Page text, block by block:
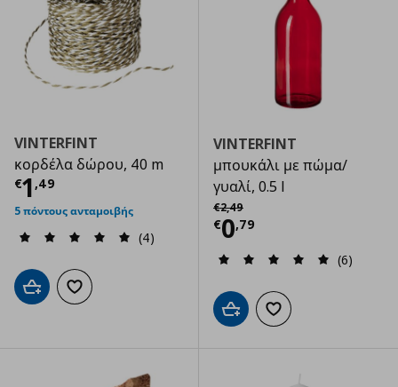
VINTERFINT
κορδέλα δώρου, 40 m
€1 ,49
Τρέχουσα τιμή € 1,49
5 πόντους ανταμοιβής
(4)
Προσθήκη στο καλάθι
Προσθήκη στα αγαπημένα
VINTERFINT
μπουκάλι με πώμα/
γυαλί, 0.5 l
€2,49
Αρχική τιμή
€0,79
Τρέχουσα
(6)
Προσθήκη στο καλάθι
Προσθήκη στα